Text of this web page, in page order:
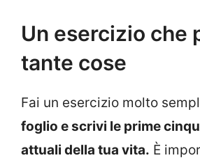
Un esercizio che
tante cose
Fai un esercizio molto
foglio e scrivi le prime
attuali della tua vita. È